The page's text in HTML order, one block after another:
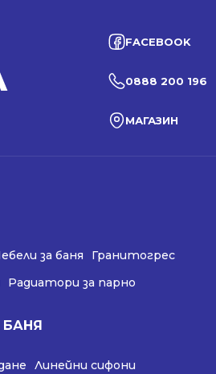
FACEBOOK
0888 200 196
МАГАЗИН
за баня
Гранитогрес
Радиатори за парно
Линейни сифони